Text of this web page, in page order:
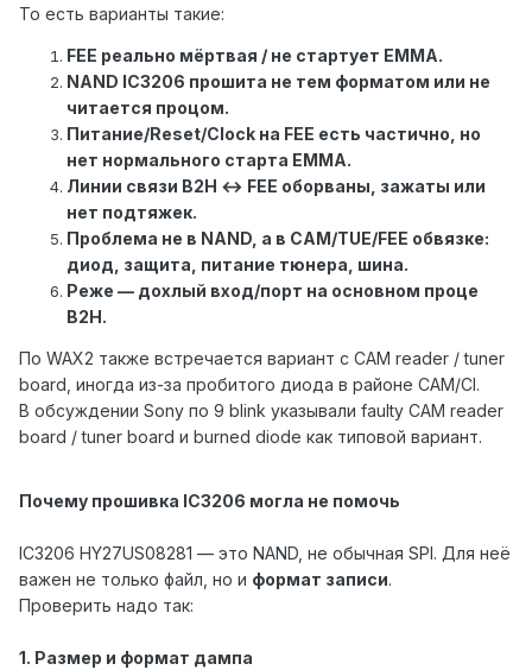
То есть варианты такие:
FEE реально мёртвая / не стартует EMMA.
NAND IC3206 прошита не тем форматом или не
читается процом.
Питание/Reset/Clock на FEE есть частично, но
нет нормального старта EMMA.
Линии связи B2H ↔ FEE оборваны, зажаты или
нет подтяжек.
Проблема не в NAND, а в CAM/TUE/FEE обвязке:
диод, защита, питание тюнера, шина.
Реже — дохлый вход/порт на основном проце
B2H.
По WAX2 также встречается вариант с CAM reader / tuner
board, иногда из-за пробитого диода в районе CAM/CI.
В обсуждении Sony по 9 blink указывали faulty CAM reader
board / tuner board и burned diode как типовой вариант.
Почему прошивка IC3206 могла не помочь
IC3206 HY27US08281 — это NAND, не обычная SPI. Для неё
важен не только файл, но и формат записи.
Проверить надо так:
1. Размер и формат дампа